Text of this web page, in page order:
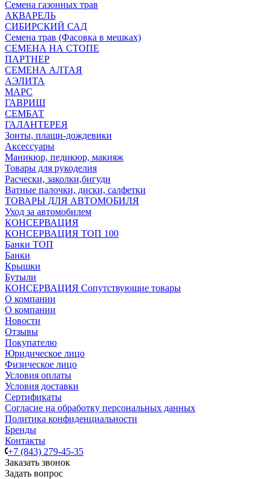
Семена газонных трав
АКВАРЕЛЬ
СИБИРСКИЙ САД
Семена трав (Фасовка в мешках)
СЕМЕНА НА СТОПЕ
ПАРТНЕР
СЕМЕНА АЛТАЯ
АЭЛИТА
МАРС
ГАВРИШ
СЕМБАТ
ГАЛАНТЕРЕЯ
Зонты, плащи-дождевики
Аксессуары
Маникюр, педикюр, макияж
Товары для рукоделия
Расчески, заколки,бигуди
Ватные палочки, диски, салфетки
ТОВАРЫ ДЛЯ АВТОМОБИЛЯ
Уход за автомобилем
КОНСЕРВАЦИЯ
КОНСЕРВАЦИЯ ТОП 100
Банки ТОП
Банки
Крышки
Бутыли
КОНСЕРВАЦИЯ Сопутствующие товары
О компании
О компании
Новости
Отзывы
Покупателю
Юридическое лицо
Физическое лицо
Условия оплаты
Условия доставки
Сертификаты
Согласие на обработку персональных данных
Политика конфиденциальности
Бренды
Контакты
+7 (843) 279-45-35
Заказать звонок
Задать вопрос